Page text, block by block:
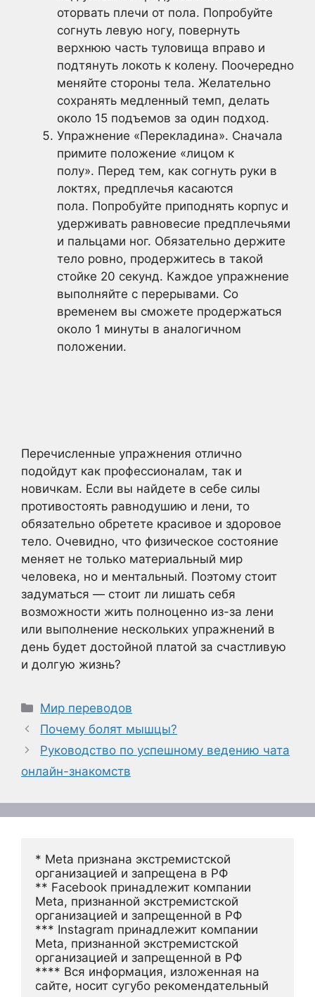
оторвать плечи от пола. Попробуйте
согнуть левую ногу, повернуть
верхнюю часть туловища вправо и
подтянуть локоть к колену. Поочередно
меняйте стороны тела. Желательно
сохранять медленный темп, делать
около 15 подъемов за один подход.
Упражнение «Перекладина». Сначала
примите положение «лицом к
полу». Перед тем, как согнуть руки в
локтях, предплечья касаются
пола. Попробуйте приподнять корпус и
удерживать равновесие предплечьями
и пальцами ног. Обязательно держите
тело ровно, продержитесь в такой
стойке 20 секунд. Каждое упражнение
выполняйте с перерывами. Со
временем вы сможете продержаться
около 1 минуты в аналогичном
положении.
Перечисленные упражнения отлично
подойдут как профессионалам, так и
новичкам. Если вы найдете в себе силы
противостоять равнодушию и лени, то
обязательно обретете красивое и здоровое
тело. Очевидно, что физическое состояние
меняет не только материальный мир
человека, но и ментальный. Поэтому стоит
задуматься — стоит ли лишать себя
возможности жить полноценно из-за лени
или выполнение нескольких упражнений в
день будет достойной платой за счастливую
и долгую жизнь?
Рубрики
Мир переводов
Почему болят мышцы?
Руководство по успешному ведению чата
онлайн-знакомств
* Meta признана экстремистской
организацией и запрещена в РФ
** Facebook принадлежит компании
Meta, признанной экстремистской
организацией и запрещенной в РФ
*** Instagram принадлежит компании
Meta, признанной экстремистской
организацией и запрещенной в РФ
**** Вся информация, изложенная на
сайте, носит сугубо рекомендательный